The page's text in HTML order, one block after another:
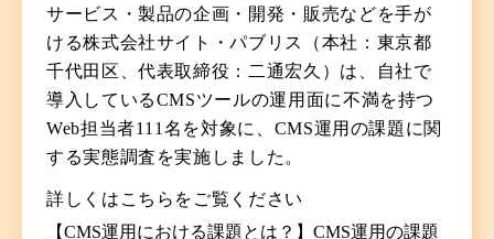
サービス・製品の企画・開発・販売などを手が
ける株式会社サイト・パブリス（本社：東京都
千代田区、代表取締役：二通宏久）は、自社で
導入しているCMSツールの運用面に不満を持つ
Web担当者111名を対象に、CMS運用の課題に関
する実態調査を実施しました。
詳しくはこちらをご覧ください
【CMS運用における課題とは？】CMS運用の課題